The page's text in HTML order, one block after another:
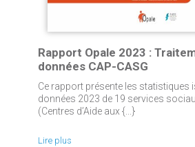
Rapport Opale 2023 :
données CAP-CASG
Ce rapport présente les statistiques
données 2023 de 19 services
(Centres d’Aide aux {...}
Lire plus